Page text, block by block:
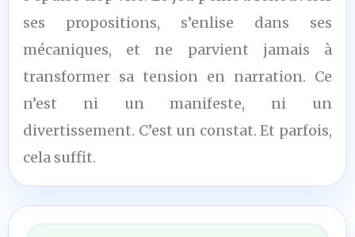
ses propositions, s’enlise dans ses
mécaniques, et ne parvient jamais à
transformer sa tension en narration. Ce
n’est ni un manifeste, ni un
divertissement. C’est un constat. Et parfois,
cela suffit.